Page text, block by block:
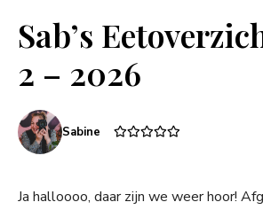
Sab’s
2 – 2026
Sabine
Ja halloooo, daar zijn we weer hoor!